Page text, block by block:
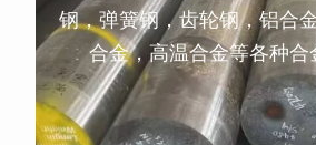
钢，弹簧钢，齿轮钢，铝合
合金，高温合金等各种合